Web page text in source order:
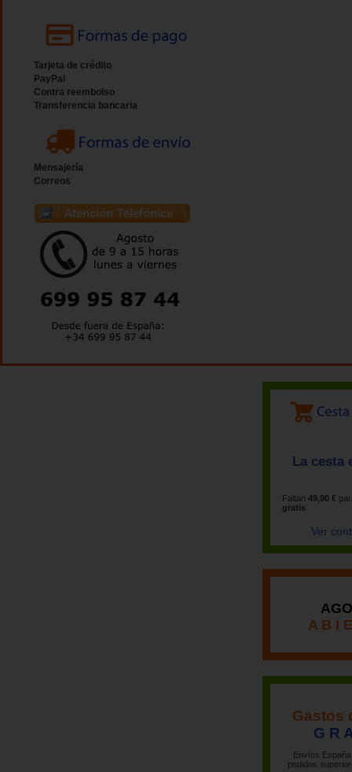
Tarjeta de crédito
PayPal
Contra reembolso
Transferencia bancaria
Mensajería
Correos
La cesta
Faltan 49,90 €
gratis
Ver
A B I
Gastos
G R
Envíos
pedidos